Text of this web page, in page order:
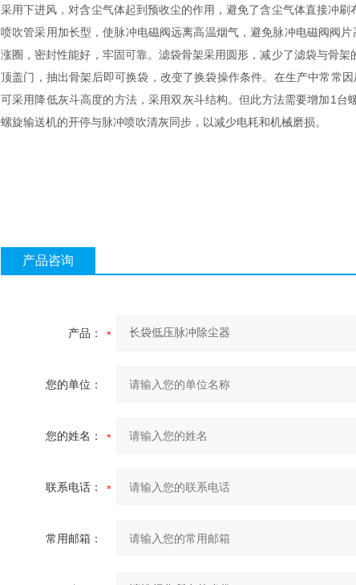
采用下进风，对含尘气体起到预收尘的作用，避免了含尘气体直接冲
喷吹管采用加长型，使脉冲电磁阀远离高温烟气，避免脉冲电磁阀阀
涨圈，密封性能好，牢固可靠。滤袋骨架采用圆形，减少了滤袋与骨
顶盖门，抽出骨架后即可换袋，改变了换袋操作条件。在生产中常常
可采用降低灰斗高度的方法，采用双灰斗结构。但此方法需要增加1
螺旋输送机的开停与脉冲喷吹清灰同步，以减少电耗和机械磨损。
产品咨询
产品：
您的单位：
您的姓名：
联系电话：
常用邮箱：